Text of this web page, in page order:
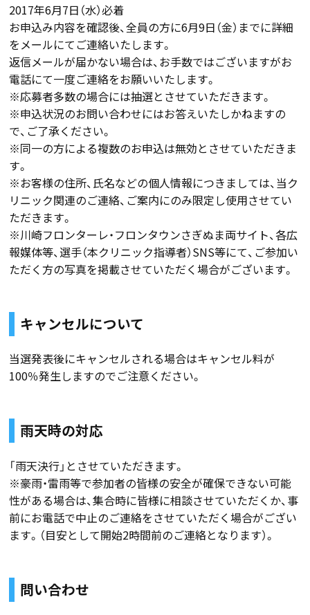
2017年6月7日（水）必着
お申込み内容を確認後、全員の方に6月9日（金）までに詳細
をメールにてご連絡いたします。
返信メールが届かない場合は、お手数ではございますがお
電話にて一度ご連絡をお願いいたします。
※応募者多数の場合には抽選とさせていただきます。
※申込状況のお問い合わせにはお答えいたしかねますの
で、ご了承ください。
※同一の方による複数のお申込は無効とさせていただきま
す。
※お客様の住所、氏名などの個人情報につきましては、当ク
リニック関連のご連絡、ご案内にのみ限定し使用させてい
ただきます。
※川崎フロンターレ・フロンタウンさぎぬま両サイト、各広
報媒体等、選手（本クリニック指導者）SNS等にて、ご参加い
ただく方の写真を掲載させていただく場合がございます。
キャンセルについて
当選発表後にキャンセルされる場合はキャンセル料が
100％発生しますのでご注意ください。
雨天時の対応
「雨天決行」とさせていただきます。
※豪雨・雷雨等で参加者の皆様の安全が確保できない可能
性がある場合は、集合時に皆様に相談させていただくか、事
前にお電話で中止のご連絡をさせていただく場合がござい
ます。（目安として開始2時間前のご連絡となります）。
問い合わせ